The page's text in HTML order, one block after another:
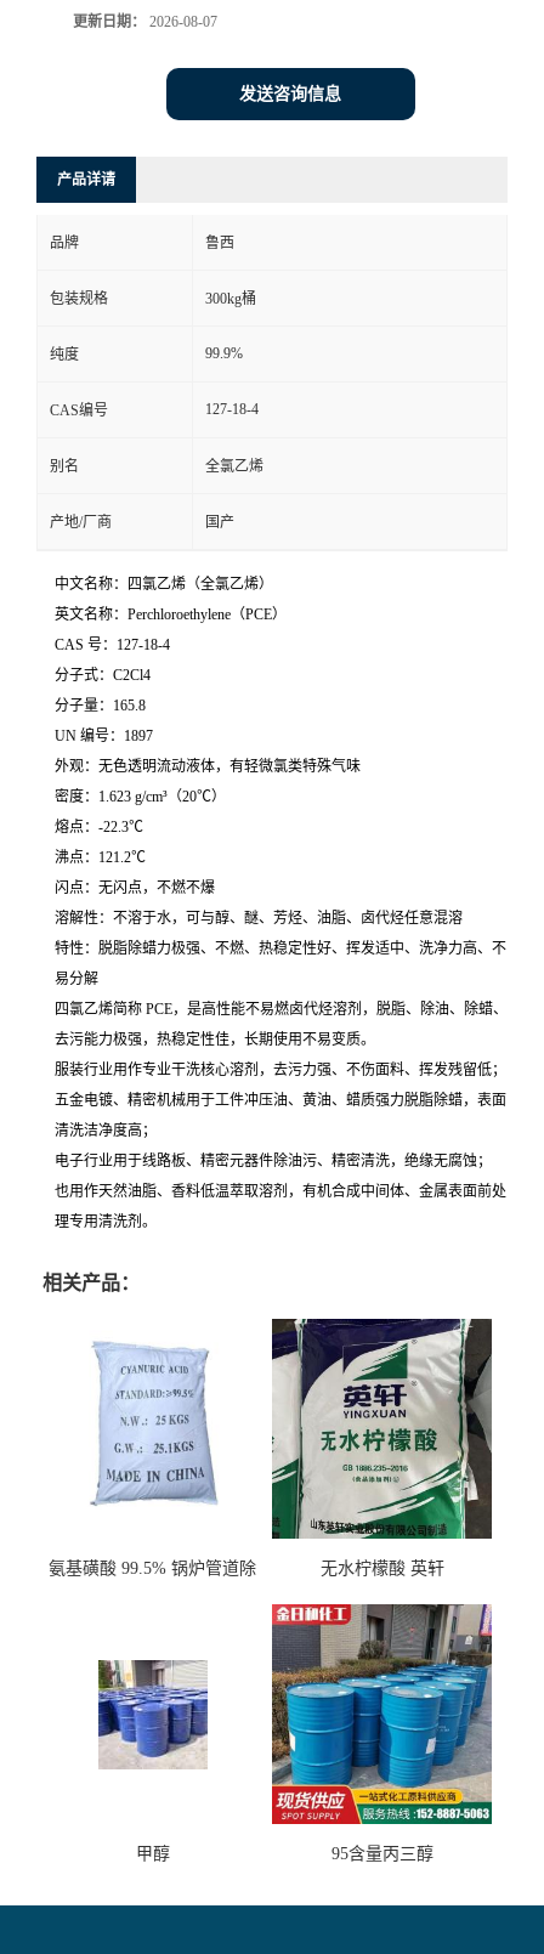
更新日期： 2026-08-07
发送咨询信息
产品详请
品牌 鲁西
包装规格 300kg桶
纯度 99.9%
CAS编号 127-18-4
别名 全氯乙烯
产地/厂商 国产
中文名称：四氯乙烯（全氯乙烯）
英文名称：Perchloroethylene（PCE）
CAS 号：127-18-4
分子式： C2Cl4
分子量：165.8
UN 编号：1897
外观：无色透明流动液体，有轻微氯类特殊气味
密度：1.623 g/cm³（20℃）
熔点：-22.3℃
沸点：121.2℃
闪点：无闪点， 不燃不爆
溶解性：不溶于水，可与醇、醚、芳烃、油脂、卤代烃任意混溶
特性： 脱脂除蜡力极强、不燃、热稳定性好、挥发适中、洗净力高、不
易分解
四氯乙烯简称 PCE，是高性能不易燃卤代烃溶剂，脱脂、除油、除蜡、
去污能力极强，热稳定性佳，长期使用不易变质。
服装行业用作专业干洗核心溶剂 ，去污力强、不伤面料、挥发残留低；
五金电镀、精密机械用于工件冲压油、黄油、蜡质强力脱脂除蜡，表面
清洗洁净度高；
电子行业用于线路板、精密元器件除油污、精密清洗，绝缘无腐蚀；
也用作天然油脂、香料低温萃取溶剂 ，有机合成中间体、金属表面前处
理专用清洗剂。
相关产品：
氨基磺酸 99.5% 锅炉管道除
无水柠檬酸 英轩
甲醇 95含量丙三醇